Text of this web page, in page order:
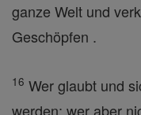
ganze Welt und
Geschöpfen .
16 Wer glaubt und
werden; wer aber